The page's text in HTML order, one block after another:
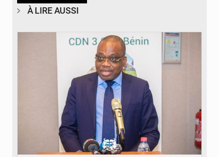
À LIRE AUSSI